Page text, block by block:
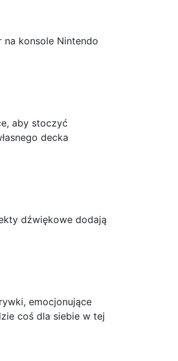
konsole Nintendo
aby stoczyć
decka
dźwiękowe dodają
emocjonujące
coś dla siebie w tej